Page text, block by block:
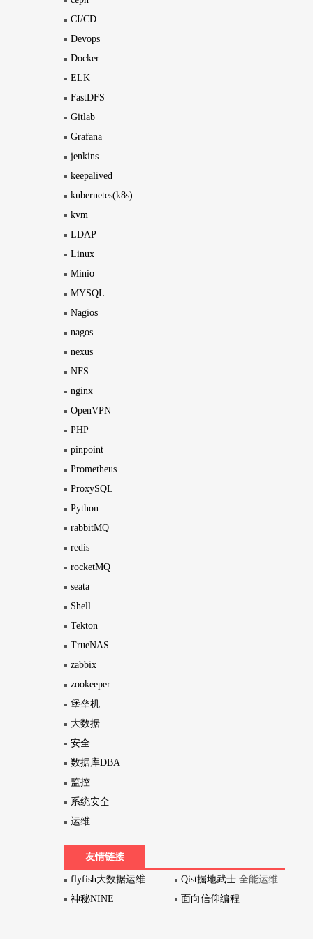
CI/CD
Devops
Docker
ELK
FastDFS
Gitlab
Grafana
jenkins
keepalived
kubernetes(k8s)
kvm
LDAP
Linux
Minio
MYSQL
Nagios
nagos
nexus
NFS
nginx
OpenVPN
PHP
pinpoint
Prometheus
ProxySQL
Python
rabbitMQ
redis
rocketMQ
seata
Shell
Tekton
TrueNAS
zabbix
zookeeper
堡垒机
大数据
安全
数据库DBA
监控
系统安全
运维
友情链接
flyfish大数据运维 Qist掘地武士 全能运维
神秘NINE
面向信仰编程